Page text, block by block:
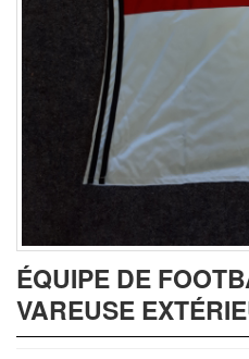
ÉQUIPE DE
VAREUSE